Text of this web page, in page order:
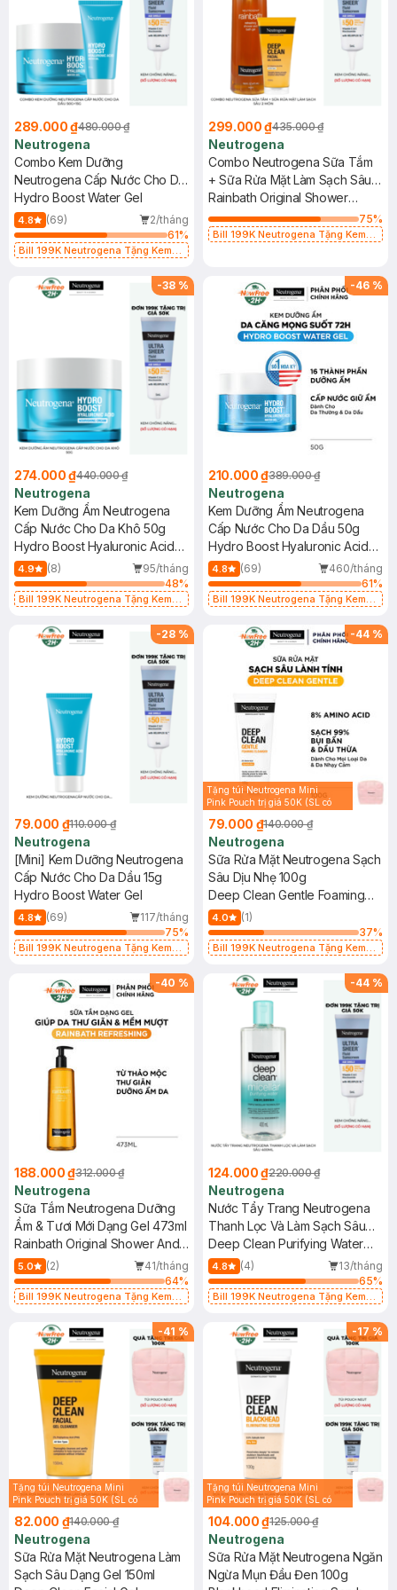
289.000 ₫480.000 ₫
Neutrogena
Combo Kem Dưỡng
Neutrogena Cấp Nước Cho Da
Dầu 50g+15g
Hydro Boost Water Gel
4.8 (69)
2/tháng
61%
Bill 199K Neutrogena Tặng Kem
299.000 ₫435.000 ₫
Neutrogena
Combo Neutrogena Sữa Tắm
+ Sữa Rửa Mặt Làm Sạch Sâu 2
Món
Rainbath Original Shower
473ml + Facial Cleanser 150ml
75%
Bill 199K Neutrogena Tặng Kem
-38 %
274.000 ₫440.000 ₫
Neutrogena
Kem Dưỡng Ẩm Neutrogena
Cấp Nước Cho Da Khô 50g
Hydro Boost Hyaluronic Acid
Nourishing Cream
4.9 (8)
95/tháng
48%
Bill 199K Neutrogena Tặng Kem
-46 %
210.000 ₫389.000 ₫
Neutrogena
Kem Dưỡng Ẩm Neutrogena
Cấp Nước Cho Da Dầu 50g
Hydro Boost Hyaluronic Acid
Water Gel
4.8 (69)
460/tháng
61%
Bill 199K Neutrogena Tặng Kem
-28 %
79.000 ₫110.000 ₫
Neutrogena
[Mini] Kem Dưỡng Neutrogena
Cấp Nước Cho Da Dầu 15g
Hydro Boost Water Gel
4.8 (69)
117/tháng
75%
Bill 199K Neutrogena Tặng Kem
-44 %
Tặng túi Neutrogena Mini
Pink Pouch trị giá 50K (SL có
79.000 ₫140.000 ₫
Neutrogena
Sữa Rửa Mặt Neutrogena Sạch
Sâu Dịu Nhẹ 100g
Deep Clean Gentle Foaming
Cleanser
4.0
(1)
37%
Bill 199K Neutrogena Tặng Kem
-40 %
188.000 ₫312.000 ₫
Neutrogena
Sữa Tắm Neutrogena Dưỡng
Ẩm & Tươi Mới Dạng Gel 473ml
Rainbath Original Shower And
Bath Gel
5.0 (2)
41/tháng
64%
Bill 199K Neutrogena Tặng Kem
-44 %
124.000 ₫220.000 ₫
Neutrogena
Nước Tẩy Trang Neutrogena
Thanh Lọc Và Làm Sạch Sâu
400ml
Deep Clean Purifying Water
Micellar
4.8 (4)
13/tháng
65%
Bill 199K Neutrogena Tặng Kem
-41 %
Tặng túi Neutrogena Mini
Pink Pouch trị giá 50K (SL có
82.000 ₫140.000 ₫
Neutrogena
Sữa Rửa Mặt Neutrogena Làm
Sạch Sâu Dạng Gel 150ml
-17 %
Tặng túi Neutrogena Mini
Pink Pouch trị giá 50K (SL có
104.000 ₫125.000 ₫
Neutrogena
Sữa Rửa Mặt Neutrogena Ngăn
Ngừa Mụn Đầu Đen 100g